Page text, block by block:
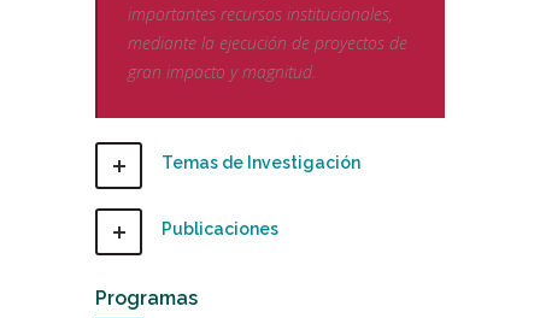
importantes recursos institucionales,
mediante la ejecución de proyectos de
gran impacto y magnitud.
Temas de Investigación
Publicaciones
Programas